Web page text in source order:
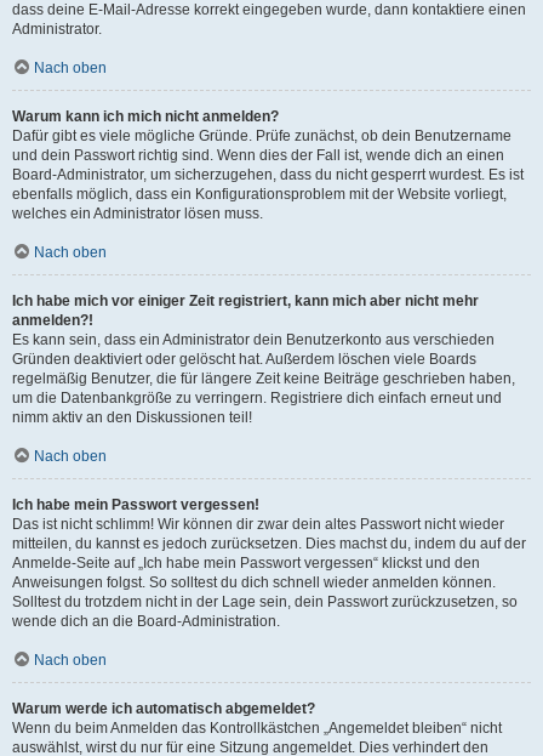
dass deine E-Mail-Adresse korrekt eingegeben wurde, dann kontaktiere einen
Administrator.
Nach oben
Warum kann ich mich nicht anmelden?
Dafür gibt es viele mögliche Gründe. Prüfe zunächst, ob dein Benutzername
und dein Passwort richtig sind. Wenn dies der Fall ist, wende dich an einen
Board-Administrator, um sicherzugehen, dass du nicht gesperrt wurdest. Es ist
ebenfalls möglich, dass ein Konfigurationsproblem mit der Website vorliegt,
welches ein Administrator lösen muss.
Nach oben
Ich habe mich vor einiger Zeit registriert, kann mich aber nicht mehr
anmelden?!
Es kann sein, dass ein Administrator dein Benutzerkonto aus verschieden
Gründen deaktiviert oder gelöscht hat. Außerdem löschen viele Boards
regelmäßig Benutzer, die für längere Zeit keine Beiträge geschrieben haben,
um die Datenbankgröße zu verringern. Registriere dich einfach erneut und
nimm aktiv an den Diskussionen teil!
Nach oben
Ich habe mein Passwort vergessen!
Das ist nicht schlimm! Wir können dir zwar dein altes Passwort nicht wieder
mitteilen, du kannst es jedoch zurücksetzen. Dies machst du, indem du auf der
Anmelde-Seite auf „Ich habe mein Passwort vergessen“ klickst und den
Anweisungen folgst. So solltest du dich schnell wieder anmelden können.
Solltest du trotzdem nicht in der Lage sein, dein Passwort zurückzusetzen, so
wende dich an die Board-Administration.
Nach oben
Warum werde ich automatisch abgemeldet?
Wenn du beim Anmelden das Kontrollkästchen „Angemeldet bleiben“ nicht
auswählst, wirst du nur für eine Sitzung angemeldet. Dies verhindert den